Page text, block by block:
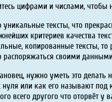
цифрами и числами,
тексты, что
критериев качества
копированные тексты,
распоряжаться своими
нужно уметь это
нуля или как его называют
всего другого что оторвёт